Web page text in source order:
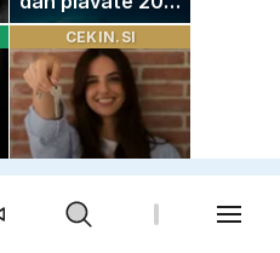
minut? Učinki, ki
jih morda ne
pričakujete
CEKIN.SI
zaradi dragih
najemnin